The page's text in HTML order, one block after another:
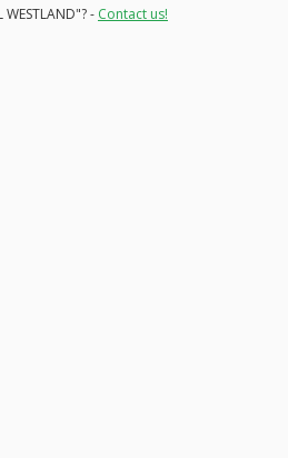
WESTLAND"? - Contact us!